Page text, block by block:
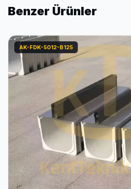
Benzer Ürünler
AK-FDK-5012-B125